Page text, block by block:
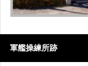
軍艦操練所跡